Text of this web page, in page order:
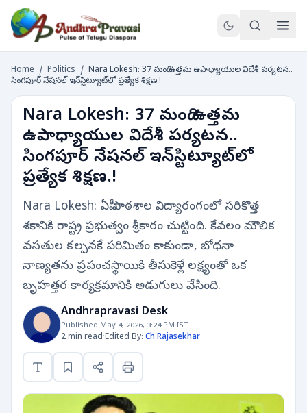
Home / Politics / Nara Lokesh: 37 మంది ఉత్తమ ఉపాధ్యాయుల విదేశీ పర్యటన..
సింగపూర్ నేషనల్ ఇన్‌స్టిట్యూట్‌లో ప్రత్యేక శిక్షణ.!
Nara Lokesh: 37 మంది ఉత్తమ
ఉపాధ్యాయుల విదేశీ పర్యటన..
సింగపూర్ నేషనల్ ఇన్‌స్టిట్యూట్‌లో
ప్రత్యేక శిక్షణ.!
Nara Lokesh: ఏపీ పాఠశాల విద్యారంగంలో సరికొత్త
శకానికి రాష్ట్ర ప్రభుత్వం శ్రీకారం చుట్టింది. కేవలం మౌలిక
వసతుల కల్పనకే పరిమితం కాకుండా, బోధనా
నాణ్యతను ప్రపంచస్థాయికి తీసుకెళ్లే లక్ష్యంతో ఒక
బృహత్తర కార్యక్రమానికి అడుగులు వేసింది.
Andhrapravasi Desk
Published May 4, 2026, 3:24 PM IST
2 min read·Edited By: Ch Rajasekhar